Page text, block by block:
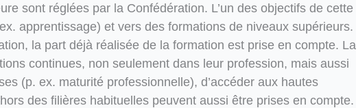
sont réglées par la Confédération. L’un des objectifs de cette
apprentissage) et vers des formations de niveaux supérieurs.
la part déjà réalisée de la formation est prise en compte. La
continues, non seulement dans leur profession, mais aussi
(p. ex. maturité professionnelle), d’accéder aux hautes
des filières habituelles peuvent aussi être prises en compte.